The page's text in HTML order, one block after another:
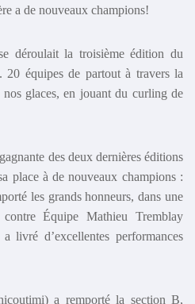
a de nouveaux champions!
déroulait la troisième édition du
20 équipes de partout à travers la
glaces, en jouant du curling de
des deux dernières éditions
place à de nouveaux champions :
les grands honneurs, dans une
Équipe Mathieu Tremblay
livré d’excellentes performances
a remporté la section B,